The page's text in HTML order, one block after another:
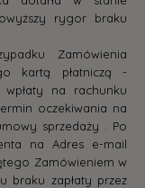
rygor braku
Zamówienia
kartą płatniczą -
na rachunku
oczekiwania na
sprzedaży . Po
na Adres e-mail
Zamówieniem w
braku zapłaty przez